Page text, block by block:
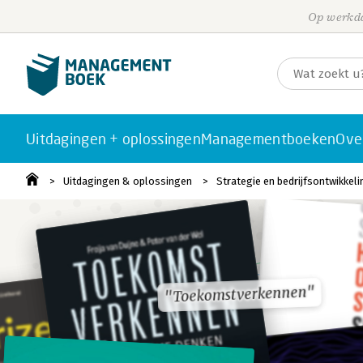
Op
Uitdagingen + oplossingenManagementboeken
Uitdagingen & oplossingen Strategie en
"Toekomstverkennen"
"Toekomstverkennen"